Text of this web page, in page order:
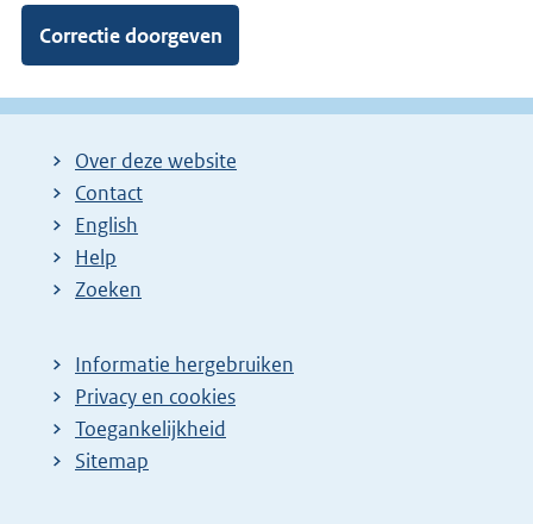
Over deze website
Contact
English
Help
Zoeken
Informatie hergebruiken
Privacy en cookies
Toegankelijkheid
Sitemap